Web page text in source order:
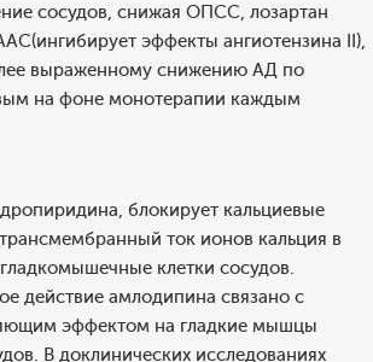
сосудов, снижая ОПСС, лозартан
эффекты ангиотензина II),
выраженному снижению АД по
на фоне монотерапии каждым
блокирует кальциевые
ток ионов кальция в
клетки сосудов.
действие амлодипина связано с
эффектом на гладкие мышцы
В доклинических исследованиях